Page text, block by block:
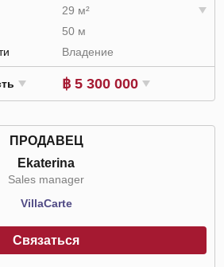
29 м²
50 м
Владение
฿ 5 300 000
ПРОДАВЕЦ
Ekaterina
Sales manager
VillaСarte
Связаться